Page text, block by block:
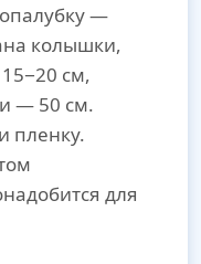
—
колышки,
см,
— 50 см.
пленку.
для